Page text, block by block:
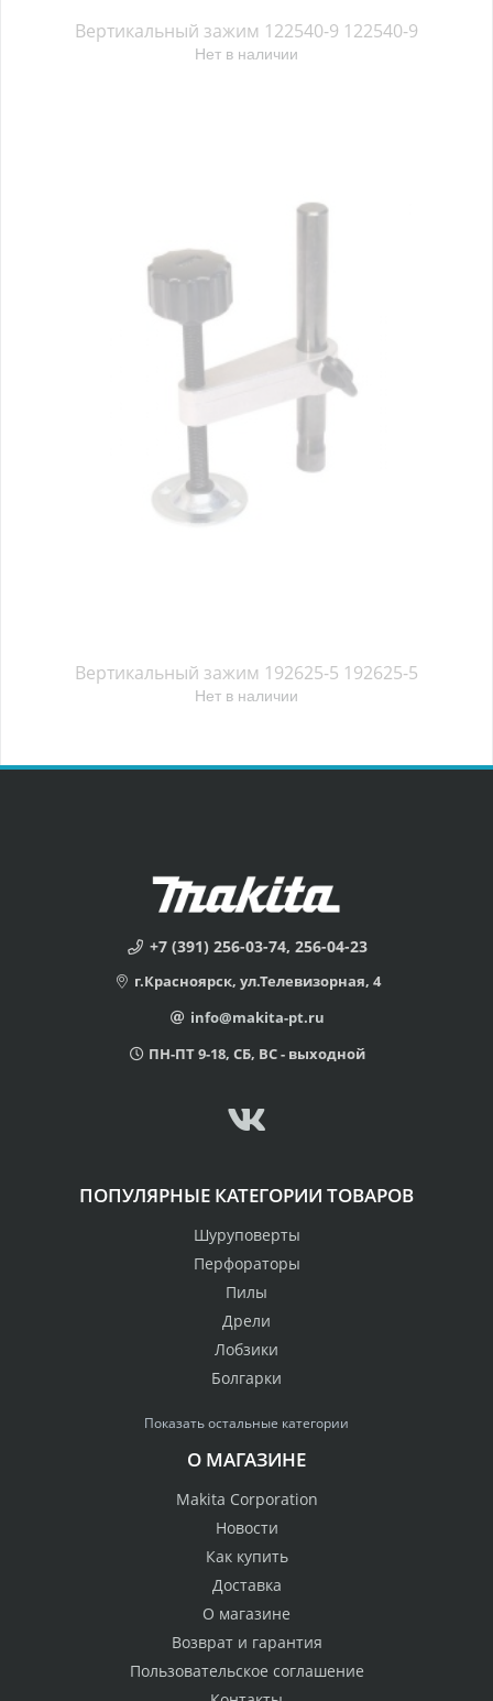
Вертикальный зажим 122540-9 122540-9
Нет в наличии
Вертикальный зажим 192625-5 192625-5
Нет в наличии
+7 (391) 256-03-74, 256-04-23
г.Красноярск, ул.Телевизорная, 4
info@makita-pt.ru
ПН-ПТ 9-18, СБ, ВС - выходной
ПОПУЛЯРНЫЕ КАТЕГОРИИ ТОВАРОВ
Шуруповерты
Перфораторы
Пилы
Дрели
Лобзики
Болгарки
Показать остальные категории
О МАГАЗИНЕ
Makita Corporation
Новости
Как купить
Доставка
О магазине
Возврат и гарантия
Пользовательское соглашение